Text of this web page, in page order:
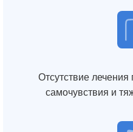
Отсутствие
самочувствия и